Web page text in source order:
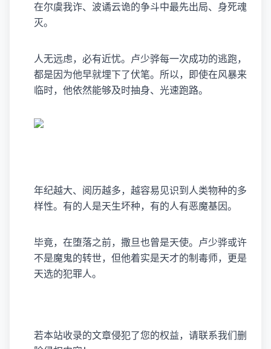
在尔虞我诈、波谲云诡的争斗中最先出局、身死魂
灭。
人无远虑，必有近忧。卢少骅每一次成功的逃跑，
都是因为他早就埋下了伏笔。所以，即使在风暴来
临时，他依然能够及时抽身、光速跑路。
年纪越大、阅历越多，越容易见识到人类物种的多
样性。有的人是天生坏种，有的人有恶魔基因。
毕竟，在堕落之前，撒旦也曾是天使。卢少骅或许
不是魔鬼的转世，但他着实是天才的制毒师，更是
天选的犯罪人。
若本站收录的文章侵犯了您的权益，请联系我们删